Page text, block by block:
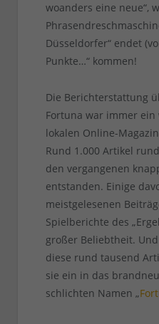
woanders eine neue“,
Düsseldorfer“ endet
Punkte…“ kommen!
Die Berichterstattung
Fortuna war immer
lokalen Online-
Rund 1.000 Artikel
den vergangenen
entstanden. Einige
meistgelesenen
Spielberichte des
großer Beliebtheit.
diese rund tausend
sie ein in das
schlichten Namen „